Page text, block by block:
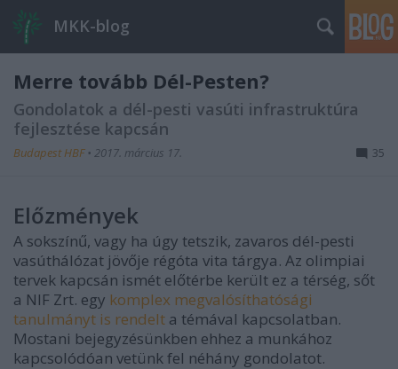
MKK-blog
Merre tovább Dél-Pesten?
Gondolatok a dél-pesti vasúti infrastruktúra
fejlesztése kapcsán
Budapest HBF • 2017. március 17. 35
Előzmények
A sokszínű, vagy ha úgy tetszik, zavaros dél-pesti
vasúthálózat jövője régóta vita tárgya. Az olimpiai
tervek kapcsán ismét előtérbe került ez a térség, sőt
a NIF Zrt. egy komplex megvalósíthatósági
tanulmányt is rendelt a témával kapcsolatban.
Mostani bejegyzésünkben ehhez a munkához
kapcsolódóan vetünk fel néhány gondolatot.